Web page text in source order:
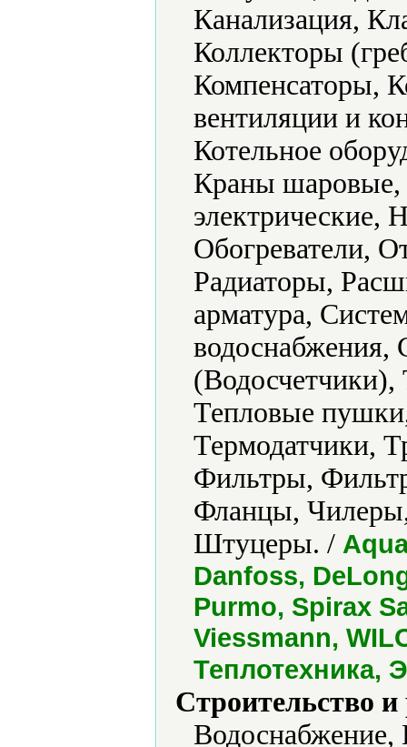
Канализация,
Коллекторы
Компенсаторы,
вентиляции и
Котельное
Краны шаровые,
электрические,
Обогреватели,
Радиаторы,
арматура,
водоснабжения,
Тепловые
Термодатчики,
Фильтры,
Фланцы,
Штуцеры. /
Danfoss,
Purmo, Spirax
Viessmann,
Строительство
Водоснабжение,